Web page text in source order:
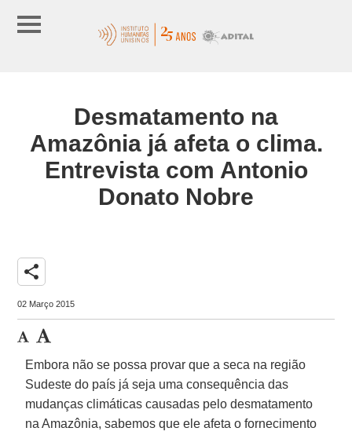
Desmatamento na
Amazônia já afeta o clima.
Entrevista com Antonio
Donato Nobre
share
02 Março 2015
Embora não se possa provar que a seca na região
Sudeste do país já seja uma consequência das
mudanças climáticas causadas pelo desmatamento
na Amazônia, sabemos que ele afeta o fornecimento